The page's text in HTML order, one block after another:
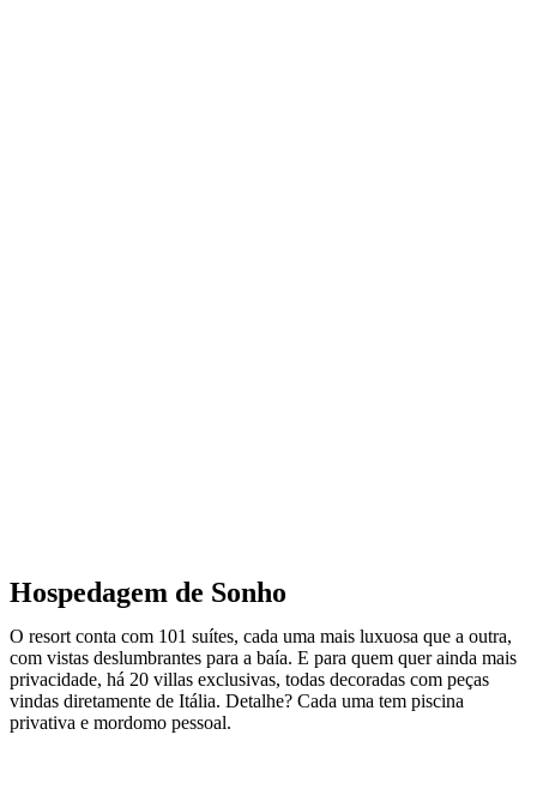
Hospedagem de Sonho
O resort conta com 101 suítes, cada uma mais luxuosa que a outra,
com vistas deslumbrantes para a baía. E para quem quer ainda mais
privacidade, há 20 villas exclusivas, todas decoradas com peças
vindas diretamente de Itália. Detalhe? Cada uma tem piscina
privativa e mordomo pessoal.